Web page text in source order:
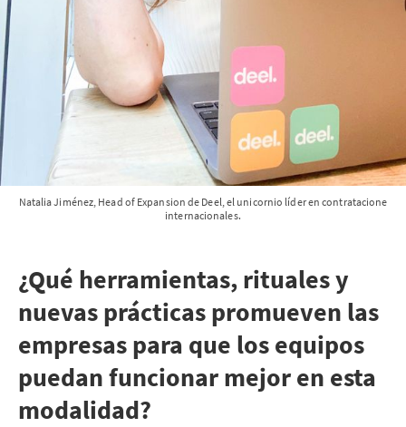
Natalia Jiménez, Head of Expansion de Deel, el unicornio líder en contratacione
internacionales.
¿Qué herramientas, rituales y
nuevas prácticas promueven las
empresas para que los equipos
puedan funcionar mejor en esta
modalidad?